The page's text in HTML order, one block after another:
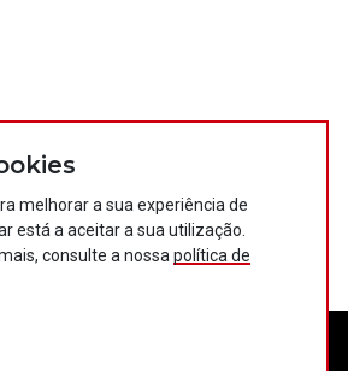
melhorar a sua experiência de
está a aceitar a sua utilização.
consulte a nossa política de